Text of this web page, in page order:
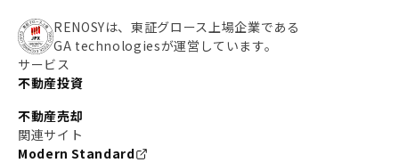
RENOSYは、東証グロース上場企業である
GA technologiesが運営しています。
サービス
不動産投資
不動産売却
関連サイト
Modern Standard